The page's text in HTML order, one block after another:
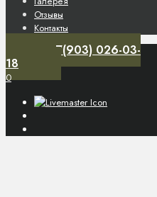
Отзывы
Контакты
+7(903) 026-03-
18
0